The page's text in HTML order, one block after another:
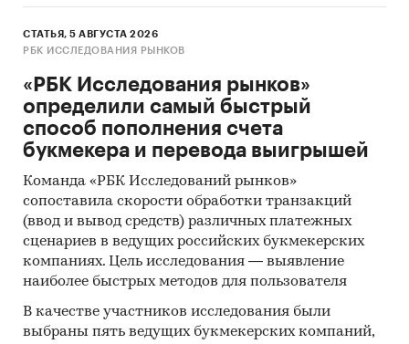
СТАТЬЯ, 5 АВГУСТА 2026
РБК ИССЛЕДОВАНИЯ РЫНКОВ
«РБК Исследования рынков»
определили самый быстрый
способ пополнения счета
букмекера и перевода выигрышей
Команда «РБК Исследований рынков»
сопоставила скорости обработки транзакций
(ввод и вывод средств) различных платежных
сценариев в ведущих российских букмекерских
компаниях. Цель исследования — выявление
наиболее быстрых методов для пользователя
В качестве участников исследования были
выбраны пять ведущих букмекерских компаний,